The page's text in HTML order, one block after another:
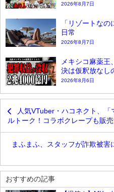
2026年8月7日
「リゾートな
日常
2026年8月7日
メキシコ麻薬
決は仮釈放なし
2026年8月6日
人気VTuber・ハコネクト、
ルトーク！コラボクレープも販売
まふまふ、スタッフが詐欺被
おすすめの記事